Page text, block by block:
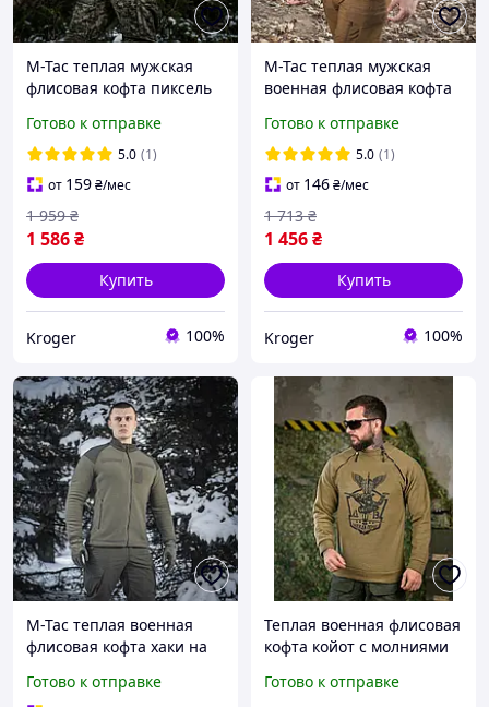
M-Tac теплая мужская
флисовая кофта пиксель
флиска ММ14 Delta Fleece
Готово к отправке
5.0 (1)
от 159₴/мес
1 586₴
1 959 ₴
Купить
Kroger 100%
M-Tac теплая мужская
военная флисовая кофта
Готово к отправке
5.0 (1)
от 146₴/мес
1 456₴
1 713 ₴
Купить
Kroger 100%
M-Tac теплая военная
флисовая кофта хаки на
Jacket Dark Olive
Готово к отправке
Теплая военная флисовая
кофта койот с молниями
кофта флиска, армейская
Готово к отправке